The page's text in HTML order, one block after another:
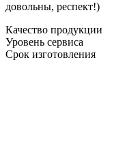
довольны, респект!)
Качество продукции
Уровень сервиса
Срок изготовления